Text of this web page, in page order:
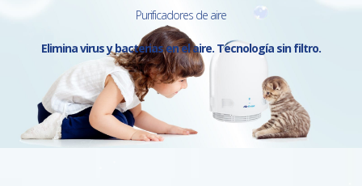
Purificadores de aire
Elimina virus y bacterias en el aire. Tecnología sin filtro.